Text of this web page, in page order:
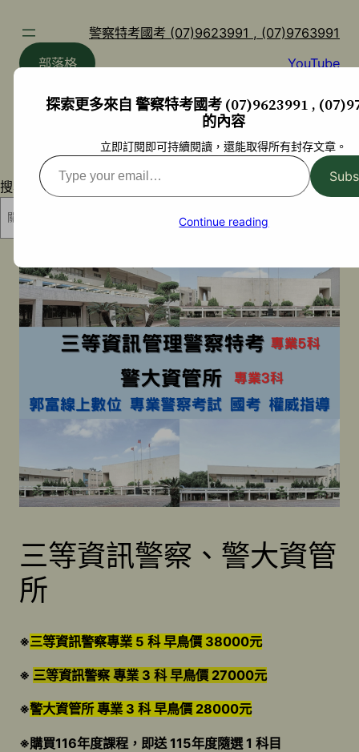
警察特考國考 (07)9623991 , (07)9763991
部落格
YouTube
搜尋
搜尋
三等資訊警察、警大資管
所
※三等資訊警察專業 5 科 早鳥價 38000元
※ 三等資訊警察 專業 3 科 早鳥價 27000元
※警大資管所 專業 3 科 早鳥價 28000元
※購買116年度課程，即送 115年度隨選 1 科目
探索更多來自 警察特考國考 (07)9623991 ,
的內容
立即訂閱即可持續閱讀，還能取得所有封存文章。
Type
your
Continue reading